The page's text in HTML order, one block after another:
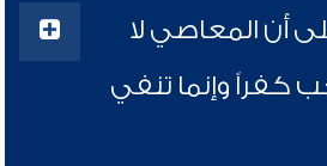
أن المعاصي لا
كفراً وإنما تنفي